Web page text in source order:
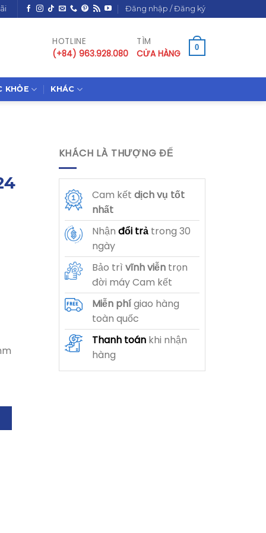
Đăng nhập / Đăng ký
HOTLINE
(+84) 963.928.080
TÌM
CỬA HÀNG
0
KHỎE KHÁC
KHÁCH LÀ THƯỢNG ĐẾ
Cam kết dịch vụ tốt
nhất
Nhận đổi trảtrong 30
ngày
Bảo trì vĩnh viễntrọn
đời máy Cam kết
Miễn phígiao hàng
toàn quốc
Thanh toán khi nhận
hàng